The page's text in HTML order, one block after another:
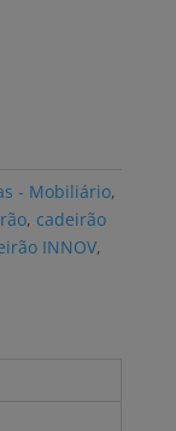
- Mobiliário,
, cadeirão
INNOV,